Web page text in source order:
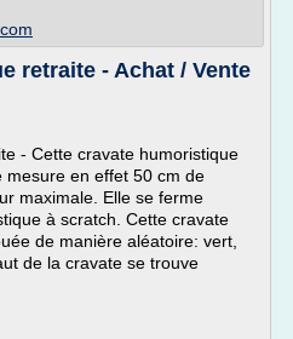
retraite - Achat / Vente
- Cette cravate humoristique
mesure en effet 50 cm de
maximale. Elle se ferme
à scratch. Cette cravate
de manière aléatoire: vert,
de la cravate se trouve